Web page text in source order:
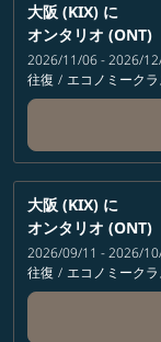
大阪 (KIX) に
オンタリオ (ONT)
2026/11/06 - 2026/
往復 / エコノミークラ
大阪 (KIX) に
オンタリオ (ONT)
2026/09/11 - 2026/
往復 / エコノミークラ